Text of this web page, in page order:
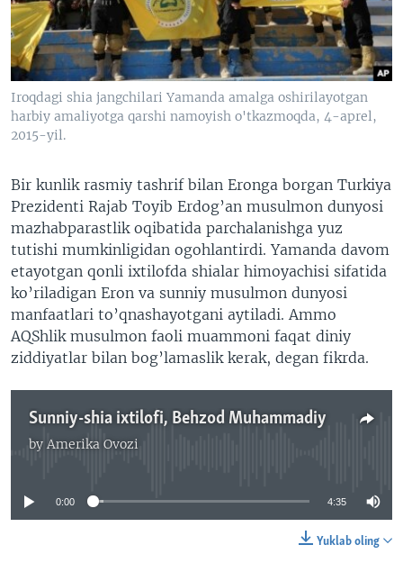
VIDEO
XABARLAR SURATLARDA
ODNOKLASSNIKI
TELEGRAM
TWITTER
SOUNDCLOUD
VOA
Iroqdagi shia jangchilari Yamanda amalga oshirilayotgan
harbiy amaliyotga qarshi namoyish o'tkazmoqda, 4-aprel,
2015-yil.
Bir kunlik rasmiy tashrif bilan Eronga borgan Turkiya
Prezidenti Rajab Toyib Erdog’an musulmon dunyosi
mazhabparastlik oqibatida parchalanishga yuz
tutishi mumkinligidan ogohlantirdi. Yamanda davom
etayotgan qonli ixtilofda shialar himoyachisi sifatida
ko’riladigan Eron va sunniy musulmon dunyosi
manfaatlari to’qnashayotgani aytiladi. Ammo
AQShlik musulmon faoli muammoni faqat diniy
ziddiyatlar bilan bog’lamaslik kerak, degan fikrda.
Sunniy-shia ixtilofi, Behzod Muhammadiy
by Amerika Ovozi
No media source currently available
0:00 4:35
Yuklab oling